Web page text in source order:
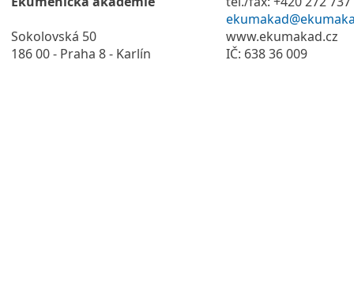
Sokolovská 50
186 00 - Praha 8 - Karlín
www.ekumakad.cz
IČ: 638 36 009